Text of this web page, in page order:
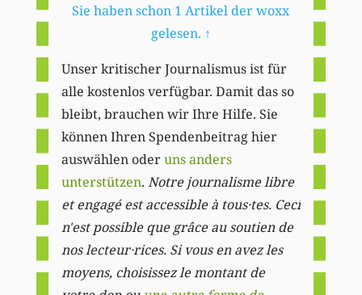
Sie haben schon 1 Artikel der woxx
gelesen. ↑
Unser kritischer Journalismus ist für
alle kostenlos verfügbar. Damit das so
bleibt, brauchen wir Ihre Hilfe. Sie
können Ihren Spendenbeitrag hier
auswählen oderuns anders
unterstützen. Notre journalisme libre
et engagé est accessible à tous·tes. Ceci
n'est possible que grâce au soutien de
nos lecteur·rices. Si vous en avez les
moyens, choisissez le montant de